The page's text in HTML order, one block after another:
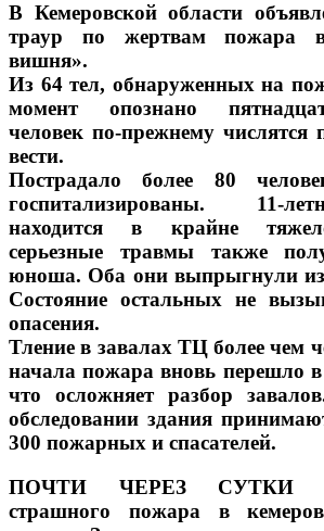
В Кемеровской области
траур по жертвам пожара
вишня».
Из 64 тел, обнаруженных на
момент опознано
человек по-прежнему числятся
вести.
Пострадало более 80
госпитализированы. 11-
находится в крайне
серьезные травмы также
юноша. Оба они выпрыгнули из
Состояние остальных не
опасения.
Тление в завалах ТЦ более чем
начала пожара вновь перешло
что осложняет разбор
обследовании здания
300 пожарных и спасателей.
ПОЧТИ ЧЕРЕЗ СУТКИ
страшного пожара в